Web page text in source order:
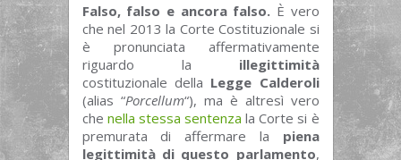
Falso, falso e ancora falso. È vero
che nel 2013 la Corte Costituzionale si
è pronunciata affermativamente
riguardo la illegittimità
costituzionale della Legge Calderoli
(alias “Porcellum“), ma è altresì vero
che nella stessa sentenza la Corte si è
premurata di affermare la piena
legittimità di questo parlamento,